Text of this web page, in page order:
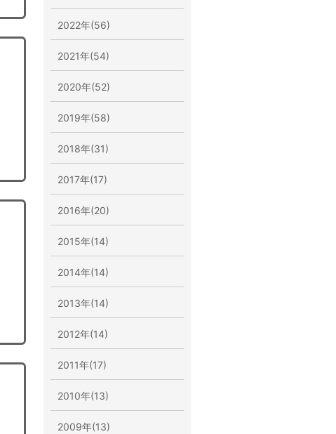
2022年(56)
2021年(54)
2020年(52)
2019年(58)
2018年(31)
2017年(17)
2016年(20)
2015年(14)
2014年(14)
2013年(14)
2012年(14)
2011年(17)
2010年(13)
2009年(13)